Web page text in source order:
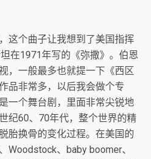
这个曲子让我想到了美国指挥
在1971年写的《弥撒》。伯恩
，一般最多也就提一下《西区
品非常多，以后我会做个专
一个舞台剧，里面非常尖锐地
纪60、70年代，整个世界的精
胎换骨的变化过程。在美国的
Woodstock、baby boomer、